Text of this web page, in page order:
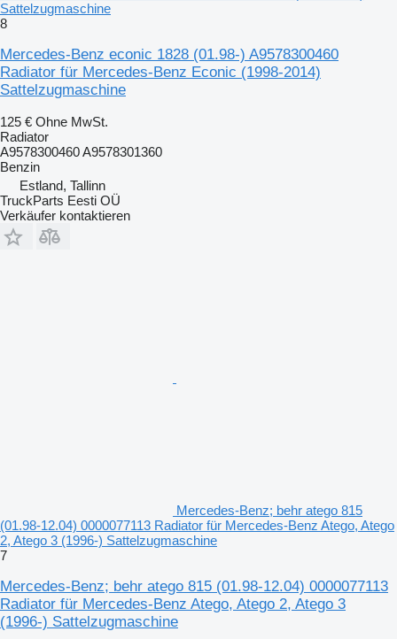
Sattelzugmaschine
8
Mercedes-Benz econic 1828 (01.98-) A9578300460
Radiator für Mercedes-Benz Econic (1998-2014)
Sattelzugmaschine
125 € Ohne MwSt.
Radiator
A9578300460 A9578301360
Benzin
Estland, Tallinn
TruckParts Eesti OÜ
Verkäufer kontaktieren
Mercedes-Benz; behr atego 815
(01.98-12.04) 0000077113 Radiator für Mercedes-Benz Atego, Atego
2, Atego 3 (1996-) Sattelzugmaschine
7
Mercedes-Benz; behr atego 815 (01.98-12.04) 0000077113
Radiator für Mercedes-Benz Atego, Atego 2, Atego 3
(1996-) Sattelzugmaschine